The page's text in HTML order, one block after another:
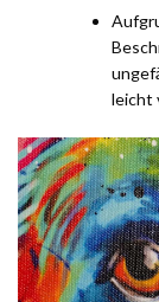
leicht